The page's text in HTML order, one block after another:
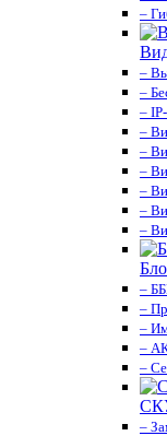
–
–
–
–
–
–
–
–
–
–
–
–
–
–
–
–